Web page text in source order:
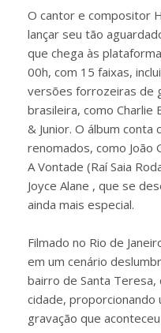
O cantor e compositor
lançar seu tão
que chega às
00h, com 15 faixas,
versões forrozeiras de
brasileira, como Charlie
& Junior. O álbum
renomados, como João
A Vontade (Raí Saia
Joyce Alane , que se
ainda mais especial.
Filmado no Rio de
em um cenário
bairro de Santa Teresa,
cidade, proporcionando
gravação que